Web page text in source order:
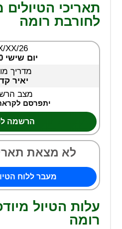
תאריכי הטיולים
לחורבת רומה
XX/26
יום שישי 08:00
מדריך
יאיר
מצב
יתפרסם לקראת
הרשמה
לא מצאת
מעבר ללוח
עלות הטיול
רומה